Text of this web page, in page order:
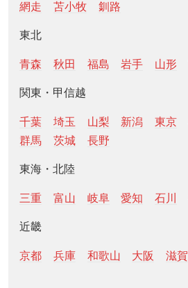
網走
苫小牧 釧路
東北
青森 秋田 福島 岩手 山形
関東・甲信越
千葉 埼玉 山梨 新潟 東京
群馬
茨城 長野
東海・北陸
三重 富山 岐阜 愛知 石川
近畿
京都 兵庫 和歌山 大阪 滋賀